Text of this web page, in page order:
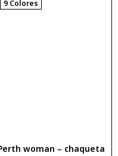
9 Colores
woman – chaqueta